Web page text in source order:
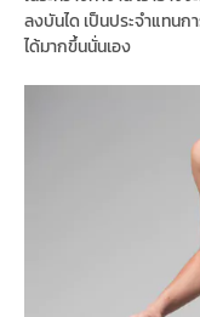
ลงบันได เป็นประจำแทนก
ได้มากขึ้นนั่นเอง